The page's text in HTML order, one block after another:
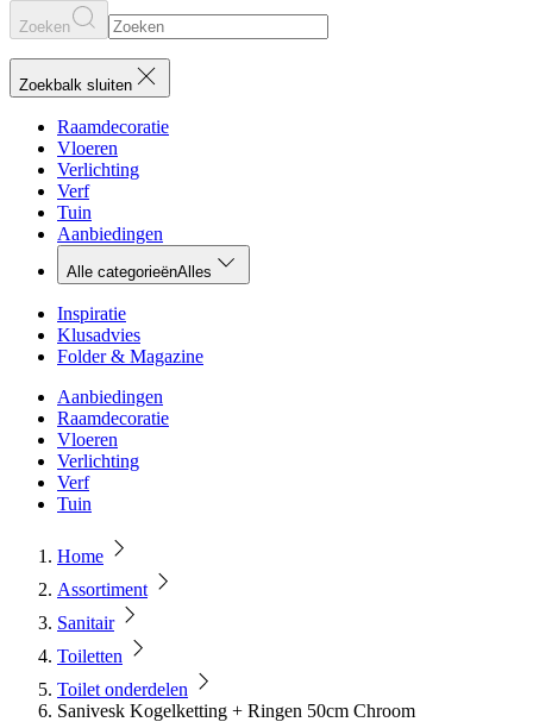
Zoeken
Zoekbalk sluiten
Raamdecoratie
Vloeren
Verlichting
Verf
Tuin
Aanbiedingen
Alle categorieënAlles
Inspiratie
Klusadvies
Folder & Magazine
Aanbiedingen
Raamdecoratie
Vloeren
Verlichting
Verf
Tuin
Home
Assortiment
Sanitair
Toiletten
Toilet onderdelen
Sanivesk Kogelketting + Ringen 50cm Chroom